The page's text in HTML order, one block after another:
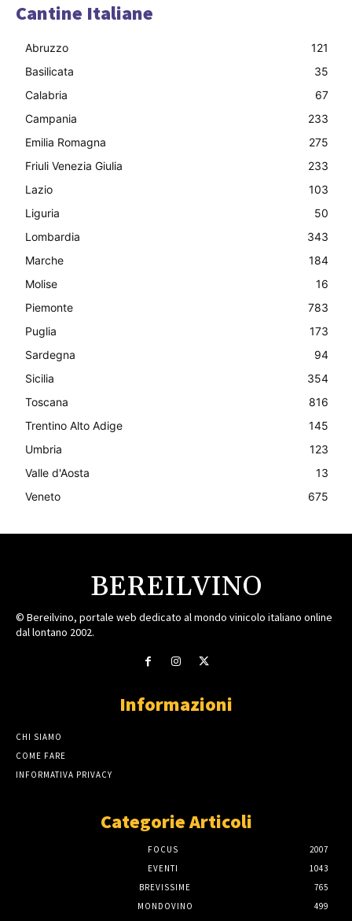
Cantine Italiane
Abruzzo
121
Basilicata
35
Calabria
67
Campania
233
Emilia Romagna
275
Friuli Venezia Giulia
233
Lazio
103
Liguria
50
Lombardia
343
Marche
184
Molise
16
Piemonte
783
Puglia
173
Sardegna
94
Sicilia
354
Toscana
816
Trentino Alto Adige
145
Umbria
123
Valle d'Aosta
13
Veneto
675
BEREILVINO
© Bereilvino, portale web dedicato al mondo vinicolo italiano online
dal lontano 2002.
Informazioni
CHI SIAMO
COME FARE
INFORMATIVA PRIVACY
Categorie Articoli
FOCUS
2007
EVENTI
1043
BREVISSIME
765
MONDOVINO
499